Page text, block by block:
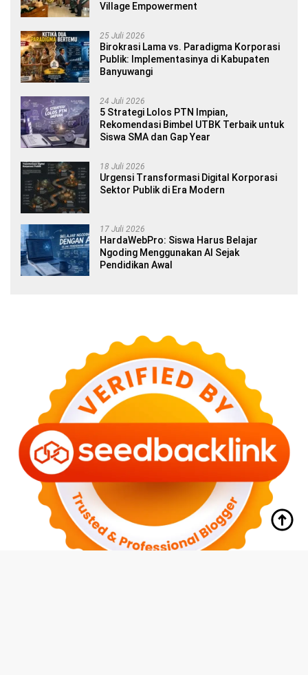
Village Empowerment
25 Juli 2026
Birokrasi Lama vs. Paradigma Korporasi
Publik: Implementasinya di Kabupaten
Banyuwangi
24 Juli 2026
5 Strategi Lolos PTN Impian,
Rekomendasi Bimbel UTBK Terbaik untuk
Siswa SMA dan Gap Year
18 Juli 2026
Urgensi Transformasi Digital Korporasi
Sektor Publik di Era Modern
17 Juli 2026
HardaWebPro: Siswa Harus Belajar
Ngoding Menggunakan AI Sejak
Pendidikan Awal